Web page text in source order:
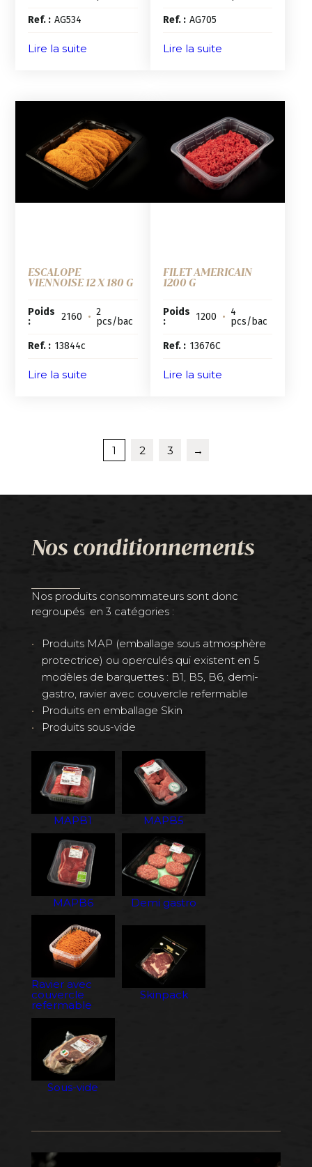
Ref. : AG534
Lire la suite
Ref. : AG705
Lire la suite
ESCALOPE
VIENNOISE 12 X 180 G
Poids
:
2160 • 2
pcs/bac
Ref. : 13844c
Lire la suite
FILET AMERICAIN
1200 G
Poids
:
1200 • 4
pcs/bac
Ref. : 13676C
Lire la suite
1 2 3 →
Nos conditionnements
Nos produits consommateurs sont donc
regroupés en 3 catégories :
Produits MAP (emballage sous atmosphère
protectrice) ou operculés qui existent en 5
modèles de barquettes : B1, B5, B6, demi-
gastro, ravier avec couvercle refermable
Produits en emballage Skin
Produits sous-vide
MAPB1 MAPB5
MAPB6 Demi gastro
Ravier avec
couvercle
refermable
Skinpack
Sous-vide